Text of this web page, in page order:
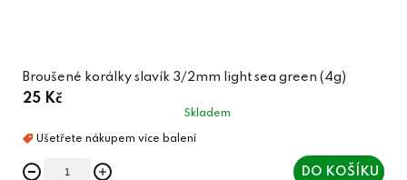
Broušené korálky slavík 3/2mm light sea green (4g)
25 Kč
Skladem
DO KOŠÍKU